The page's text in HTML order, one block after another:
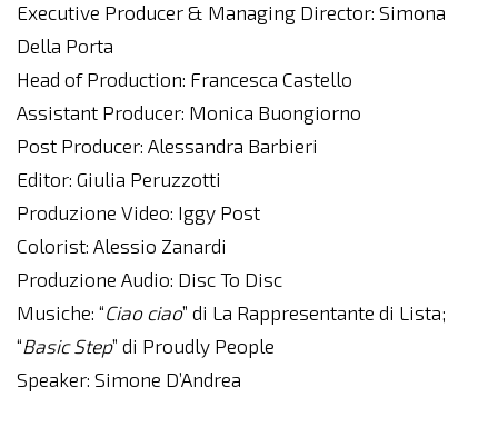
Executive Producer & Managing Director: Simona
Della Porta
Head of Production: Francesca Castello
Assistant Producer: Monica Buongiorno
Post Producer: Alessandra Barbieri
Editor: Giulia Peruzzotti
Produzione Video: Iggy Post
Colorist: Alessio Zanardi
Produzione Audio: Disc To Disc
Musiche: “Ciao ciao” di La Rappresentante di Lista;
“Basic Step” di Proudly People
Speaker: Simone D’Andrea